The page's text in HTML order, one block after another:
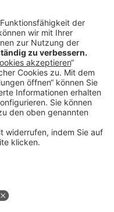
des DRSC (drsc.de) zur
des DRSC ebenfalls dort
Rückmeldungen bis zum